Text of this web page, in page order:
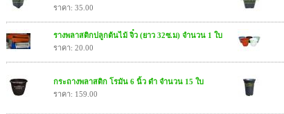
ราคา: 35.00
รางพลาสติกปลูกต้นไม้ จิ๋ว (ยาว 32ซ.ม) จำนวน 1 ใบ
ราคา: 20.00
กระถางพลาสติก โรมัน 6 นิ้ว ดำ จำนวน 15 ใบ
ราคา: 159.00